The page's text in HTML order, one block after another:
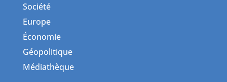
Société
Europe
Économie
Géopolitique
Médiathèque